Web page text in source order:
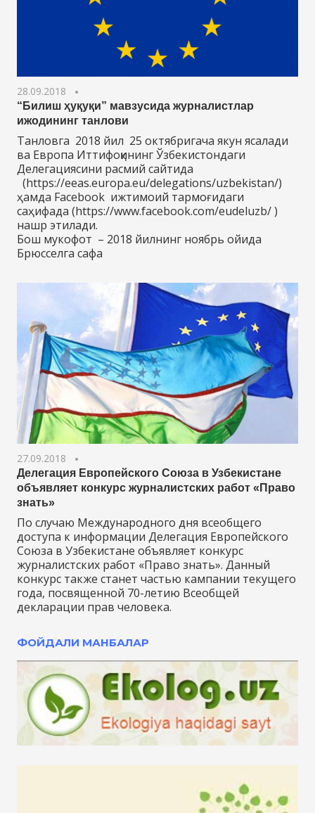
28.09.2018
“Билиш ҳуқуқи” мавзусида журналистлар
ижодининг танлови
Танловга 2018 йил 25 октябригача якун ясалади
ва Европа Иттифоқининг Ўзбекистондаги
Делегациясини расмий сайтида
(https://eeas.europa.eu/delegations/uzbekistan/)
ҳамда Facebook ижтимоий тармоғидаги
саҳифада (https://www.facebook.com/eudeluzb/ )
нашр этилади.
Бош мукофот – 2018 йилнинг ноябрь ойида
Брюсселга сафа
27.09.2018
Делегация Европейского Союза в Узбекистане
объявляет конкурс журналистских работ «Право
знать»
По случаю Международного дня всеобщего
доступа к информации Делегация Европейского
Союза в Узбекистане объявляет конкурс
журналистских работ «Право знать». Данный
конкурс также станет частью кампании текущего
года, посвященной 70-летию Всеобщей
декларации прав человека.
ФОЙДАЛИ МАНБАЛАР